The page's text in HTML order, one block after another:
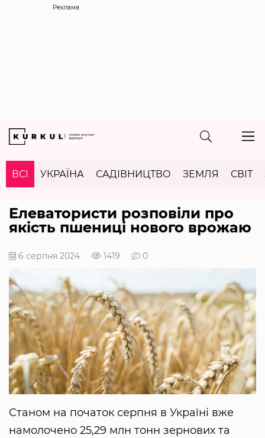
Реклама
ВСІ УКРАЇНА САДІВНИЦТВО ЗЕМЛЯ СВІТ
Елеватористи розповіли про
якість пшениці нового врожаю
6 серпня 2024 1419 0
Станом на початок серпня в Україні вже
намолочено 25,29 млн тонн зернових та